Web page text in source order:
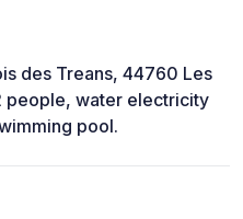
des Treans, 44760 Les
people, water electricity
pool.